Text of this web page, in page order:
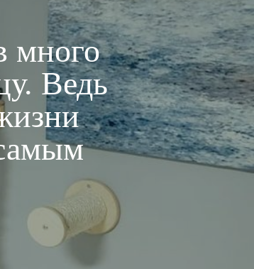
много
Ведь